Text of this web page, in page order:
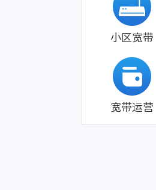
小区宽带
宽带运营